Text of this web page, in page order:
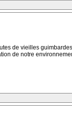
de vieilles
de notre